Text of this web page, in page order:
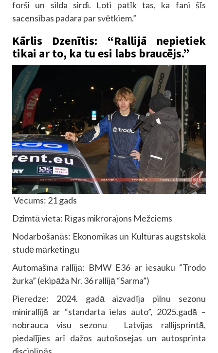
forši un silda sirdi. Ļoti patīk tas, ka fani šīs
sacensības padara par svētkiem.”
Kārlis Dzenītis: “Rallijā nepietiek
tikai ar to, ka tu esi labs braucējs.”
Vecums: 21 gads
Dzimtā vieta: Rīgas mikrorajons Mežciems
Nodarbošanās: Ekonomikas un Kultūras augstskolā
studē mārketingu
Automašīna rallijā: BMW E36 ar iesauku “Trodo
žurka” (ekipāža Nr. 36 rallijā “Sarma”)
Pieredze: 2024. gadā aizvadīja pilnu sezonu
minirallijā ar “standarta ielas auto”, 2025.gadā –
nobrauca visu sezonu Latvijas rallijsprintā,
piedalījies arī dažos autošosejas un autosprinta